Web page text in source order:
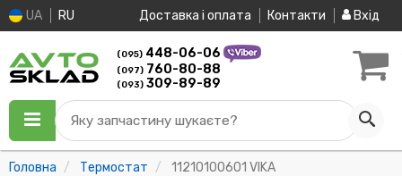
UA RU Доставка і оплата Контакти Вхід
(095) 448-06-06
(097) 760-80-88
(093) 309-89-89
Яку запчастину шукаєте?
Головна Термостат 11210100601 VIKA